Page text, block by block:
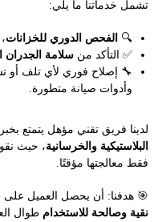
تشمل خدماتنا ما يلي:
🔍 الفحص الدوري للخزانات
✅ التأكد منسلامة الجدران
🔧 إصلاح فوري لأي تلف أو
وأدوات صيانة متطورة.
لدينا فريق تقني مؤهل يتمتع
البلاستيكية والخرسانية، حيث
فقط معالجتها مؤقتًا.
🎯 هدفنا: أن يحصل العميل على
نقية وصالحة للاستخدام طوال